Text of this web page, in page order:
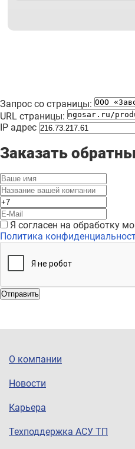
Запрос со страницы:
URL страницы:
IP адрес
Заказать
Я согласен на обработку
Политика
Отправить
О компании
Новости
Карьера
Техподдержка АСУ ТП